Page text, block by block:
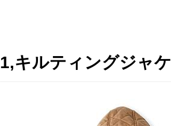
1,キルティングジャ